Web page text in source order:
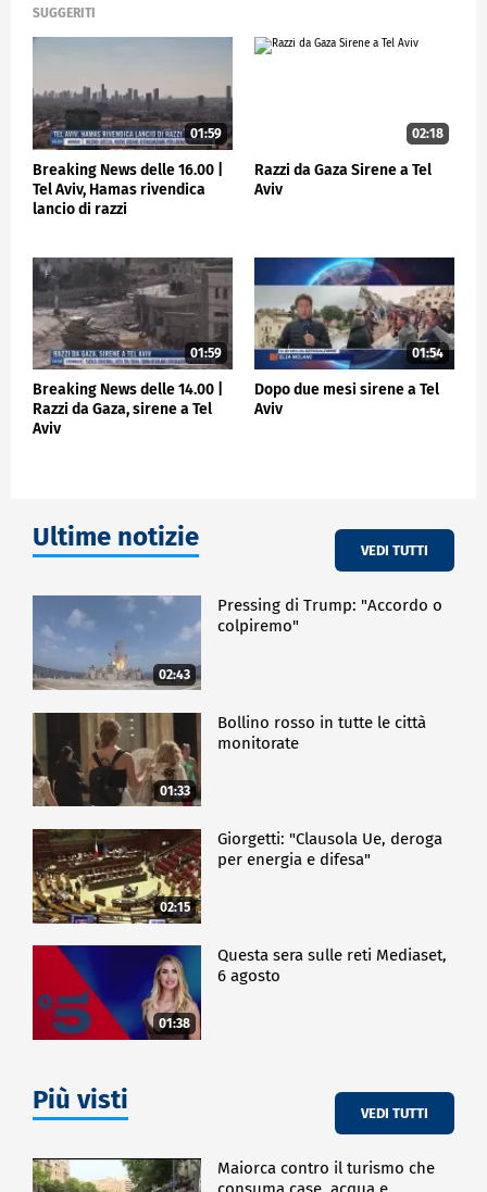
L'esercito israeliano ha confermato che diversi razzi
sono stati lanciati dalla Striscia di Gaza.
ESTERI
SUGGERITI
01:59
Breaking News delle 16.00 |
Tel Aviv, Hamas rivendica
lancio di razzi
02:18
Razzi da Gaza Sirene a Tel
Aviv
01:59
Breaking News delle 14.00 |
Razzi da Gaza, sirene a Tel
Aviv
01:54
Dopo due mesi sirene a Tel
Aviv
Ultime notizie VEDI TUTTI
02:43
Pressing di Trump: "Accordo o
colpiremo"
01:33
Bollino rosso in tutte le città
monitorate
02:15
Giorgetti: "Clausola Ue, deroga
per energia e difesa"
01:38
Questa sera sulle reti Mediaset,
6 agosto
Più visti VEDI TUTTI
Maiorca contro il turismo che